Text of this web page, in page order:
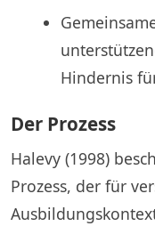
Hindernis
Der Prozess
Halevy (1998)
Prozess, der für